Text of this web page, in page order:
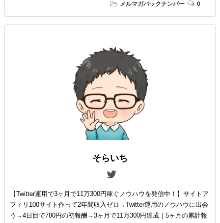
メルマガバックナンバー 0
そらいち
【Twitter運用で3ヶ月で11万300円稼ぐノウハウを発信中！】サイトア
フィリ100サイト作って2年間収入ゼロ→Twitter運用のノウハウに出会
う→4日目で780円の初報酬→3ヶ月で11万300円達成｜5ヶ月の累計報